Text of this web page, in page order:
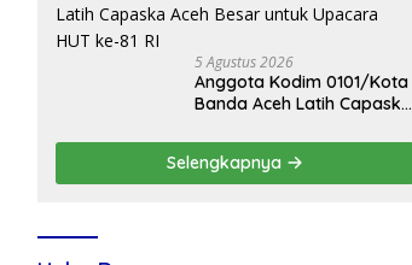
5 Agustus 2026
Anggota Kodim 0101/Kota
Banda Aceh Latih Capaska
HUT ke-81 RI
Selengkapnya